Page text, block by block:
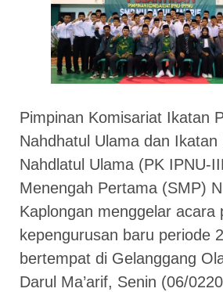
Pimpinan Komisariat Ikatan
Nahdhatul Ulama dan Ikatan
Nahdlatul Ulama (PK IPNU-
Menengah Pertama (SMP)
Kaplongan menggelar acara
kepengurusan baru periode
bertempat di Gelanggang
Darul Ma’arif, Senin (06/